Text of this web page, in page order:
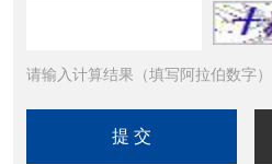
请输入计算结果（填写阿拉伯数字